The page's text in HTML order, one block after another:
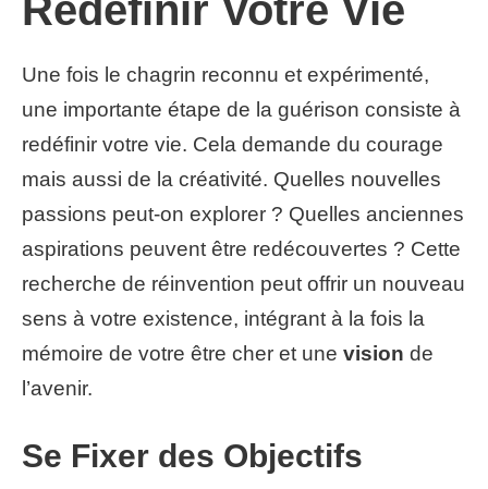
Une fois le chagrin reconnu et expérimenté,
une importante étape de la guérison consiste à
redéfinir votre vie. Cela demande du courage
mais aussi de la créativité. Quelles nouvelles
passions peut-on explorer ? Quelles anciennes
aspirations peuvent être redécouvertes ? Cette
recherche de réinvention peut offrir un nouveau
sens à votre existence, intégrant à la fois la
mémoire de votre être cher et une vision de
l’avenir.
Se Fixer des Objectifs